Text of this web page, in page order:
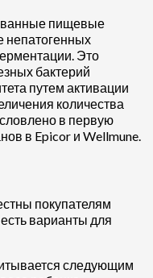
пищевые
непатогенных
Это
бактерий
путем активации
количества
в первую
в Epicor и Wellmune.
покупателям
варианты для
следующим